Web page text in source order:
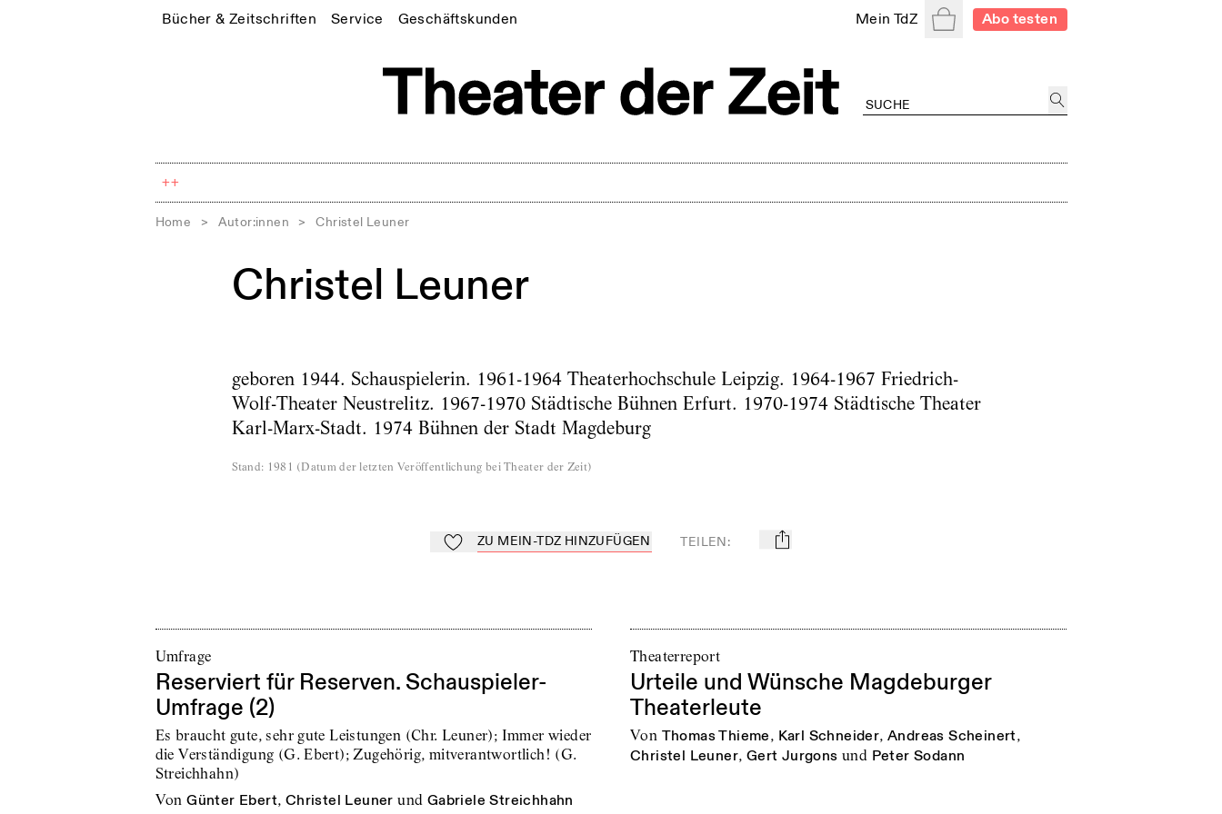
Bücher & Zeitschriften Service Geschäftskunden Mein TdZ WarenkorbAbo testen
++
Home > Autor:innen > Christel Leuner
Christel Leuner
geboren 1944. Schauspielerin. 1961-1964 Theaterhochschule Leipzig. 1964-1967 Friedrich-
Wolf-Theater Neustrelitz. 1967-1970 Städtische Bühnen Erfurt. 1970-1974 Städtische Theater
Karl-Marx-Stadt. 1974 Bühnen der Stadt Magdeburg
Stand: 1981 (Datum der letzten Veröffentlichung bei Theater der Zeit)
Zu Mein-TdZ hinzufügen
ZU MEIN-TDZ HINZUFÜGEN TEILEN: mail
Umfrage
Reserviert für Reserven. Schauspieler-
Umfrage (2)
Es braucht gute, sehr gute Leistungen (Chr. Leuner); Immer wieder
die Verständigung (G. Ebert); Zugehörig, mitverantwortlich! (G.
Streichhahn)
von Günter Ebert, Christel Leuner und Gabriele Streichhahn
Theaterreport
Urteile und Wünsche Magdeburger
Theaterleute
von Thomas Thieme, Karl Schneider,Andreas Scheinert,
Christel Leuner, Gert Jurgons und Peter Sodann